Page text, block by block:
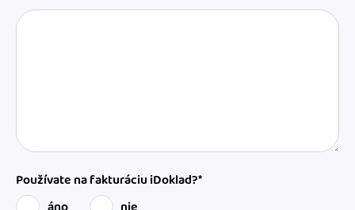
Používate na fakturáciu iDoklad?*